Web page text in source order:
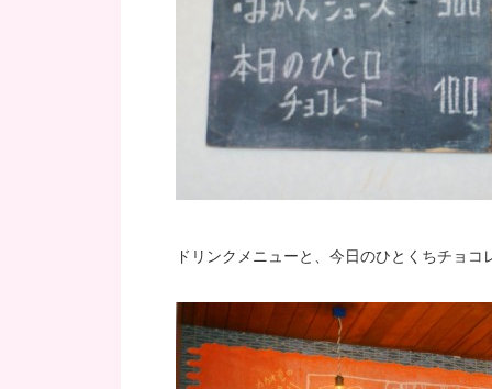
ドリンクメニューと、今日のひとくちチョコ